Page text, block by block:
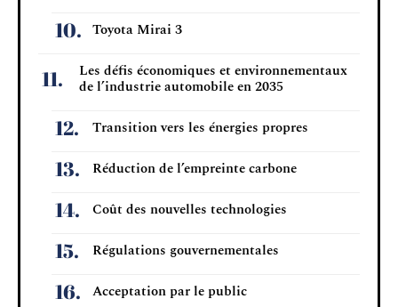
Toyota Mirai 3
Les défis économiques et environnementaux
de l’industrie automobile en 2035
Transition vers les énergies propres
Réduction de l’empreinte carbone
Coût des nouvelles technologies
Régulations gouvernementales
Acceptation par le public